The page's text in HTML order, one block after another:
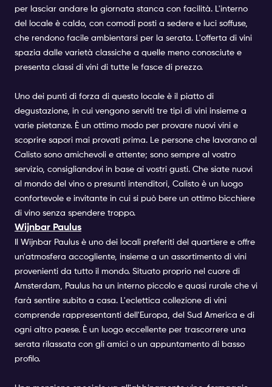
per lasciar andare la giornata stanca con facilità. L'interno
del locale è caldo, con comodi posti a sedere e luci soffuse,
che rendono facile ambientarsi per la serata. L'offerta di vini
spazia dalle varietà classiche a quelle meno conosciute e
presenta classi di vini di tutte le fasce di prezzo.
Uno dei punti di forza di questo locale è il piatto di
degustazione, in cui vengono serviti tre tipi di vini insieme a
varie pietanze. È un ottimo modo per provare nuovi vini e
scoprire sapori mai provati prima. Le persone che lavorano al
Calisto sono amichevoli e attente; sono sempre al vostro
servizio, consigliandovi in base ai vostri gusti. Che siate nuovi
al mondo del vino o presunti intenditori, Calisto è un luogo
confortevole e invitante in cui si può bere un ottimo bicchiere
di vino senza spendere troppo.
Wijnbar Paulus
Il Wijnbar Paulus è uno dei locali preferiti del quartiere e offre
un'atmosfera accogliente, insieme a un assortimento di vini
provenienti da tutto il mondo. Situato proprio nel cuore di
Amsterdam, Paulus ha un interno piccolo e quasi rurale che vi
farà sentire subito a casa. L'eclettica collezione di vini
comprende rappresentanti dell'Europa, del Sud America e di
ogni altro paese. È un luogo eccellente per trascorrere una
serata rilassata con gli amici o un appuntamento di basso
profilo.